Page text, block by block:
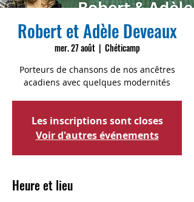
Robert et Adèle Deveaux
mer. 27 août
  |
Chéticamp
Porteurs de chansons de nos ancêtres
acadiens avec quelques modernités
Les inscriptions sont closes
Voir d'autres événements
Heure et lieu